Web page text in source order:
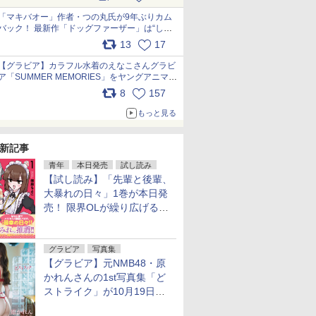
マキバオー」作者・つの丸氏が9年ぶりカム
ック！ 最新作「ドッグファーザー」は“しゃ
らない動物”とのリアルな暮らしを描く 「も
これ以上の幸せはない」……一緒に暮らす愛
犬たちへ… pic.x.com/hEr88DgVyD
13 17
グラビア】カラフル水着のえなこさんグラビ
「SUMMER MEMORIES」をヤングアニマル
Webで公開中 pic.x.com/wdmmjZ7DnV
8 157
もっと見る
記事
青年 本日発売 試し読み
【試し読み】「先輩と後輩、
大暴れの日々」1巻が本日発
売！ 限界OLが繰り広げる禁
グラビア 写真集
【グラビア】元NMB48・原
かれんさんの1st写真集「ど
ストライク」が10月19日発